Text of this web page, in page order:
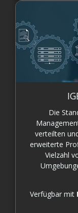
Die
verteilten
erweiterte
Vielzahl
Verfügbar mit